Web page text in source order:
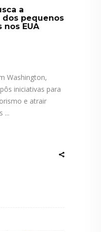
a
pequenos
EUA
Washington,
iniciativas para
e atrair